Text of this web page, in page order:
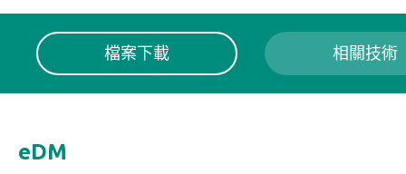
檔案下載 相關技術
eDM